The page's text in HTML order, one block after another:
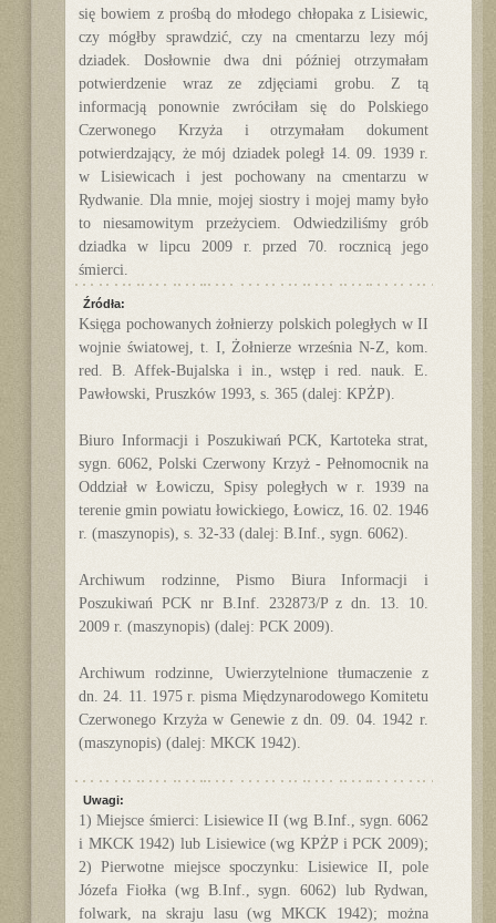
się bowiem z prośbą do młodego chłopaka z Lisiewic,
czy mógłby sprawdzić, czy na cmentarzu lezy mój
dziadek. Dosłownie dwa dni później otrzymałam
potwierdzenie wraz ze zdjęciami grobu. Z tą
informacją ponownie zwróciłam się do Polskiego
Czerwonego Krzyża i otrzymałam dokument
potwierdzający, że mój dziadek poległ 14. 09. 1939 r.
w Lisiewicach i jest pochowany na cmentarzu w
Rydwanie. Dla mnie, mojej siostry i mojej mamy było
to niesamowitym przeżyciem. Odwiedziliśmy grób
dziadka w lipcu 2009 r. przed 70. rocznicą jego
śmierci.
Źródła:
Księga pochowanych żołnierzy polskich poległych w II
wojnie światowej, t. I, Żołnierze września N-Z, kom.
red. B. Affek-Bujalska i in., wstęp i red. nauk. E.
Pawłowski, Pruszków 1993, s. 365 (dalej: KPŻP).
Biuro Informacji i Poszukiwań PCK, Kartoteka strat,
sygn. 6062, Polski Czerwony Krzyż - Pełnomocnik na
Oddział w Łowiczu, Spisy poległych w r. 1939 na
terenie gmin powiatu łowickiego, Łowicz, 16. 02. 1946
r. (maszynopis), s. 32-33 (dalej: B.Inf., sygn. 6062).
Archiwum rodzinne, Pismo Biura Informacji i
Poszukiwań PCK nr B.Inf. 232873/P z dn. 13. 10.
2009 r. (maszynopis) (dalej: PCK 2009).
Archiwum rodzinne, Uwierzytelnione tłumaczenie z
dn. 24. 11. 1975 r. pisma Międzynarodowego Komitetu
Czerwonego Krzyża w Genewie z dn. 09. 04. 1942 r.
(maszynopis) (dalej: MKCK 1942).
Uwagi:
1) Miejsce śmierci: Lisiewice II (wg B.Inf., sygn. 6062
i MKCK 1942) lub Lisiewice (wg KPŻP i PCK 2009);
2) Pierwotne miejsce spoczynku: Lisiewice II, pole
Józefa Fiołka (wg B.Inf., sygn. 6062) lub Rydwan,
folwark, na skraju lasu (wg MKCK 1942); można